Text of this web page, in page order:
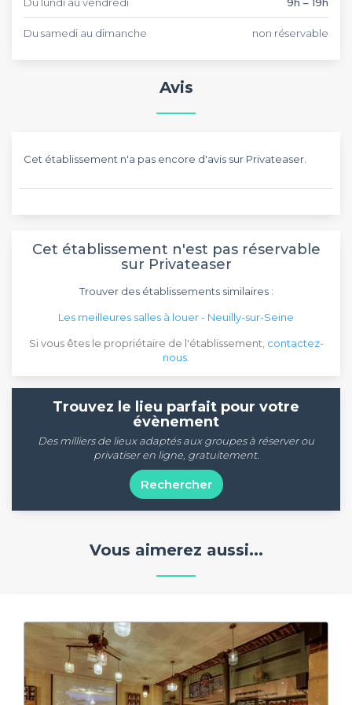
Du samedi au dimanche non réservable
Avis
Cet établissement n'a pas encore d'avis sur Privateaser.
Cet établissement n'est pas réservable
sur Privateaser
Trouver des établissements similaires :
Les meilleures salles à louer - Neuilly-sur-Seine
Si vous êtes le propriétaire de l'établissement, contactez-
nous
Trouvez le lieu parfait pour votre
évènement
Des milliers de lieux adaptés aux groupes à réserver ou
privatiser en ligne, gratuitement.
Rechercher
Vous aimerez aussi...